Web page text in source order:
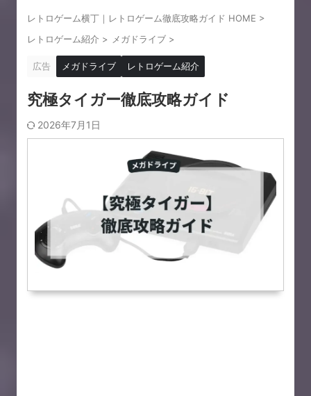
レトロゲーム横丁｜レトロゲーム徹底攻略ガイド HOME >
レトロゲーム紹介 > メガドライブ >
広告 メガドライブ レトロゲーム紹介
究極タイガー徹底攻略ガイド
2026年7月1日